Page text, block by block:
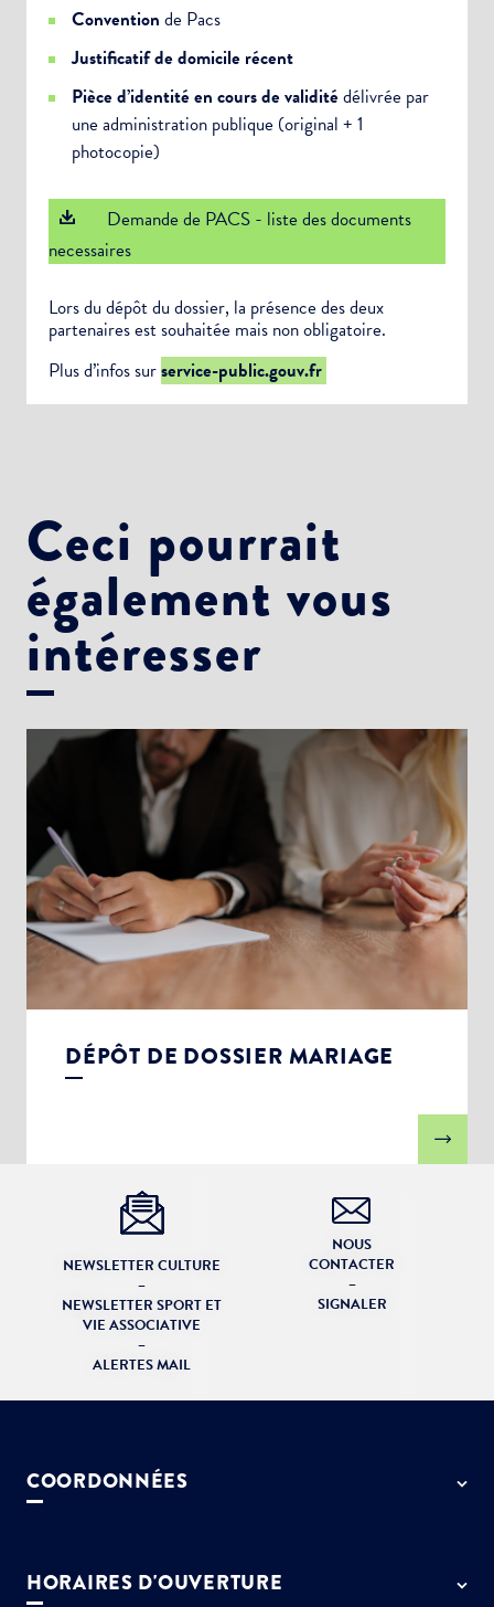
Convention de Pacs
Justificatif de domicile récent
Pièce d’identité en cours de validitédélivrée par
une administration publique (original + 1
photocopie)
Demande de PACS - liste des documents
necessaires
Lors du dépôt du dossier, la présence des deux
partenaires est souhaitée mais non obligatoire.
Plus d’infos surservice-public.gouv.fr
Ceci pourrait
également vous
intéresser
DÉPÔT DE DOSSIER MARIAGE
NEWSLETTER CULTURE
–
NEWSLETTER SPORT ET
VIE ASSOCIATIVE
–
ALERTES MAIL
NOUS
CONTACTER
–
SIGNALER
COORDONNÉES
01 64 13 55 55
HORAIRES D'OUVERTURE